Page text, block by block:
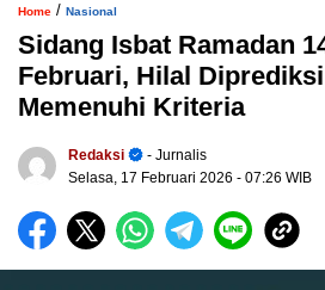
Home / Nasional
Sidang Isbat Ramadan
Februari, Hilal
Memenuhi Kriteria
Redaksi
- Jurnalis
Selasa, 17 Februari 2026 - 07:26 WIB